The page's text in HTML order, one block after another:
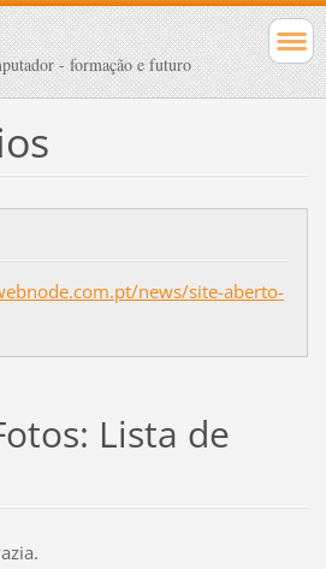
- formação e futuro
news/site-aberto-
Lista de